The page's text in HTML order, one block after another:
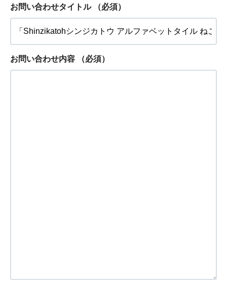
お問い合わせタイトル （必須）
お問い合わせ内容 （必須）